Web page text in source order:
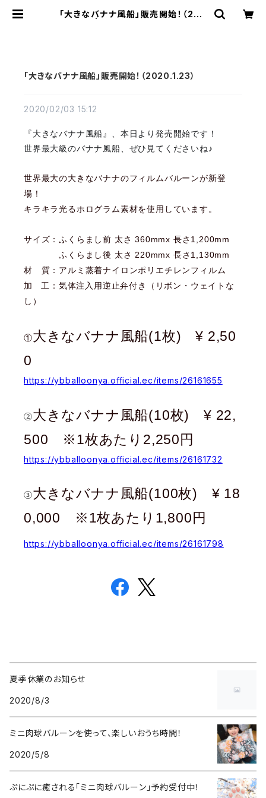
「大きなバナナ風船」販売開始！（202
「大きなバナナ風船」販売開始！（2020.1.23）
2020/02/03 15:12
『大きなバナナ風船』、本日より発売開始です！
世界最大級のバナナ風船、ぜひ見てくださいね♪
世界最大の大きなバナナのフィルムバルーンが新登
場！
キラキラ光るホログラム素材を使用しています。
サイズ：ふくらまし前 太さ 360mmx 長さ1,200mm
ふくらまし後 太さ 220mmx 長さ1,130mm
材 質：アルミ蒸着ナイロンポリエチレンフィルム
加 工：気体注入用逆止弁付き（リボン・ウェイトな
し）
①大きなバナナ風船(1枚)¥ 2,50
0
https://ybballoonya.official.ec/items/26161655
②大きなバナナ風船(10枚) ¥ 22,
500 ※1枚あたり2,250円
https://ybballoonya.official.ec/items/26161732
③大きなバナナ風船(100枚) ¥ 18
0,000 ※1枚あたり1,800円
https://ybballoonya.official.ec/items/26161798
夏季休業のお知らせ
2020/8/3
ミニ肉球バルーンを使って、楽しいおうち時間！
2020/5/8
ぷにぷに癒される「ミニ肉球バルーン」予約受付中！